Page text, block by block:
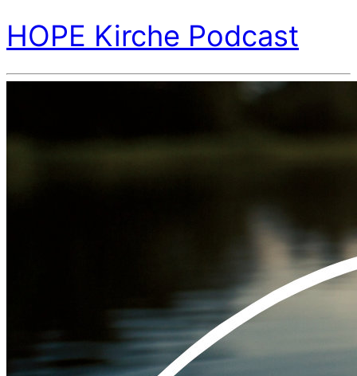
HOPE Kirche Podcast